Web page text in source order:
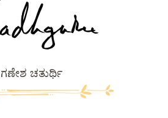
ಗಣೇಶ ಚತುರ್ಥಿ